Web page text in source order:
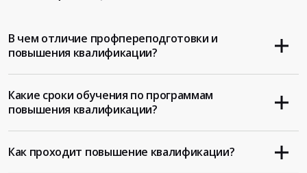
В чем отличие профпереподготовки и
повышения квалификации?
Какие сроки обучения по программам
повышения квалификации?
Как проходит повышение квалификации?